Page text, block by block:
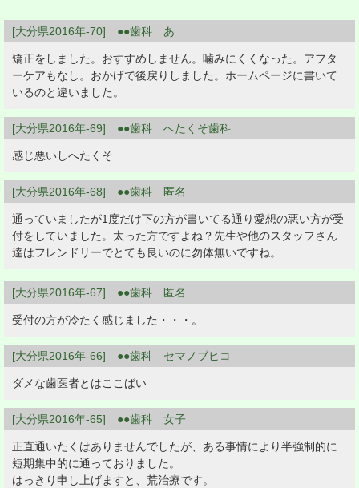
[大分県2016年-70] ●●歯科 あ
矯正をしました。おすすめしません。噛みにくくなった。アフタ
ーケアもなし。おかげで後戻りしました。ホームページに書いて
いるのと違いました。
[大分県2016年-69] ●●歯科 へたくそ歯科
感じ悪いしへたくそ
[大分県2016年-68] ●●歯科 匿名
通っていましたが1度だけ下の方が書いてる通り愛想の悪い方が受
付をしていました。太った方ですよね？先生や他のスタッフさん
達はフレンドリーでとても良いのに勿体無いですね。
[大分県2016年-67] ●●歯科 匿名
受付の方が冷たく感じました・・・。
[大分県2016年-66] ●●歯科 セマノブヒコ
ダメな歯医者とはここばい
[大分県2016年-65] ●●歯科 女子
正直通いたくはありませんでしたが、ある事情により半強制的に
短期集中的に通っておりました。
はっきり申し上げますと、荒治療です。